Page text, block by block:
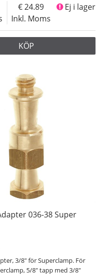
Inkl. Moms
24.89 Ej i lager
KÖP
036-38 Super
3/8" för Superclamp. För
5/8" tapp med 3/8"